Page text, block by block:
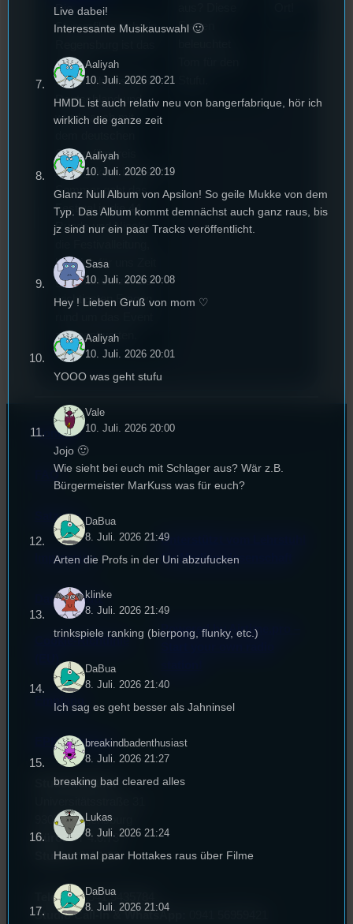
Die
Stummfilmwoche in
älteste
Stummfilmfestivals
Deutschland und
wurde auch mit
Stummfilmpreis
2022 gekürt. Diesen
Sommer geht das
Festival in die 44.
Runde und Nicole,
hat sich für uns Zeit
genommen um die
wichtigsten Fragen
zu beantworten.
Fragen
Kontakt
FAQ
Satzung
Impressum
Datenschutz
Cookie-Richtlinie
Empfang
EPK & Presse
Unterstützt vom Lehrstuhl
für Medienwissenschaft
Powered by Airtime.pro –
Studentenfunk
93053 Regensburg
Büro:PT 4.0.73
Studio:SH 1.39
Telefon:0941 9435784
Studio Call-In & WhatsApp:
Live dabei!
Interessante Musikauswahl 🙂
Aaliyah
10. Juli. 2026 20:21
HMDL ist auch relativ neu von bangerfabrique, hör ich
wirklich die ganze zeit
Aaliyah
10. Juli. 2026 20:19
Glanz Null Album von Apsilon! So geile Mukke von dem
Typ. Das Album kommt demnächst auch ganz raus, bis
jz sind nur ein paar Tracks veröffentlicht.
Sasa
10. Juli. 2026 20:08
Hey ! Lieben Gruß von mom ♡
Aaliyah
10. Juli. 2026 20:01
YOOO was geht stufu
Vale
10. Juli. 2026 20:00
Jojo 🙂
Wie sieht bei euch mit Schlager aus? Wär z.B.
Bürgermeister MarKuss was für euch?
DaBua
8. Juli. 2026 21:49
Arten die Profs in der Uni abzufucken
klinke
8. Juli. 2026 21:49
trinkspiele ranking (bierpong, flunky, etc.)
DaBua
8. Juli. 2026 21:40
Ich sag es geht besser als Jahninsel
breakindbadenthusiast
8. Juli. 2026 21:27
breaking bad cleared alles
Lukas
8. Juli. 2026 21:24
Haut mal paar Hottakes raus über Filme
DaBua
8. Juli. 2026 21:04